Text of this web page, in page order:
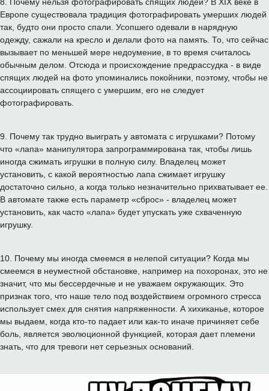
Европе существовала традиция фотографировать умерших людей
так будто они просто спали Усопшего одевали в нарядную
одежду, сажали на кресло и делали фото на память То, что сейчас
вызывает по меньшей мере недоумение в то время считалось
обычным делом Отсюда и происхождение предрассудка - в виде
спящих людей на фото упоминались покойники поэтому, чтобы не
ассоциировать спящего с умершим его не следует
фотографировать
9 Почему так трудно выиграть у автомата с игрушками? Потому
что «лапа» манипулятора запрограммирована так чтобы лишь
иногда сжимать игрушки в полную силу. Владелец может
установить с какой вероятностью лапа сжимает игрушку
достаточно сильно а когда только незначительно прихватывает ее
В автомате также есть параметр «сброс» - владелец может
установить как часто «лапа» будет упускать уже схваченную
игрушку.
10 Почему мы иногда смеемся в нелепой ситуации? Когда мы
смеемся в неуместной обстановке например на похоронах это не
значит, что мы бессердечные и не уважаем окружающих Это
признак того что наше тело под воздействием огромного стресса
использует смех для снятия напряженности А хихиканье которое
мы выдаем когда кто-то падает или как-то иначе причиняет себе
боль является эволюционной функцией которая дает племени
знать что для тревоги нет серьезных оснований